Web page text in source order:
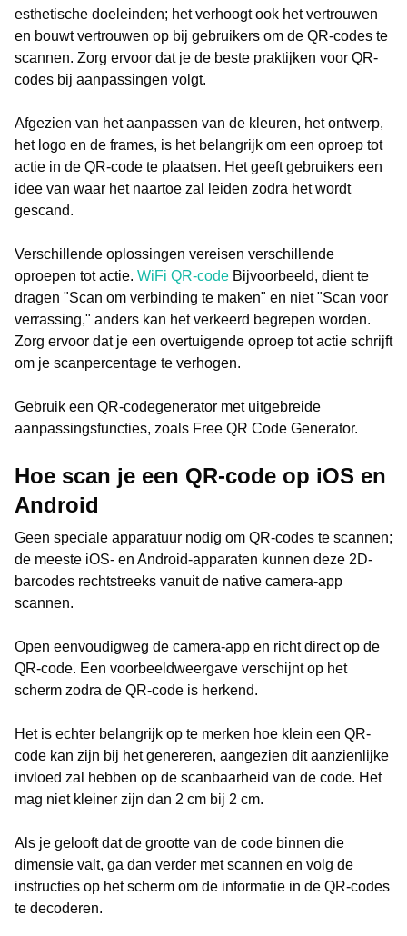
esthetische doeleinden; het verhoogt ook het vertrouwen
en bouwt vertrouwen op bij gebruikers om de QR-codes te
scannen. Zorg ervoor dat je de beste praktijken voor QR-
codes bij aanpassingen volgt.
Afgezien van het aanpassen van de kleuren, het ontwerp,
het logo en de frames, is het belangrijk om een oproep tot
actie in de QR-code te plaatsen. Het geeft gebruikers een
idee van waar het naartoe zal leiden zodra het wordt
gescand.
Verschillende oplossingen vereisen verschillende
oproepen tot actie. WiFi QR-code Bijvoorbeeld, dient te
dragen "Scan om verbinding te maken" en niet "Scan voor
verrassing," anders kan het verkeerd begrepen worden.
Zorg ervoor dat je een overtuigende oproep tot actie schrijft
om je scanpercentage te verhogen.
Gebruik een QR-codegenerator met uitgebreide
aanpassingsfuncties, zoals Free QR Code Generator.
Hoe scan je een QR-code op iOS en
Android
Geen speciale apparatuur nodig om QR-codes te scannen;
de meeste iOS- en Android-apparaten kunnen deze 2D-
barcodes rechtstreeks vanuit de native camera-app
scannen.
Open eenvoudigweg de camera-app en richt direct op de
QR-code. Een voorbeeldweergave verschijnt op het
scherm zodra de QR-code is herkend.
Het is echter belangrijk op te merken hoe klein een QR-
code kan zijn bij het genereren, aangezien dit aanzienlijke
invloed zal hebben op de scanbaarheid van de code. Het
mag niet kleiner zijn dan 2 cm bij 2 cm.
Als je gelooft dat de grootte van de code binnen die
dimensie valt, ga dan verder met scannen en volg de
instructies op het scherm om de informatie in de QR-codes
te decoderen.